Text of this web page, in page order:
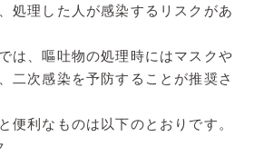
処理した人が感染するリスクがあ
は、嘔吐物の処理時にはマスクや
二次感染を予防することが推奨さ
便利なものは以下のとおりです。